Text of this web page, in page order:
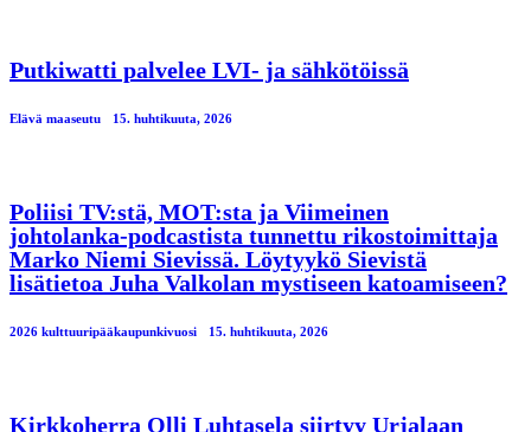
Putkiwatti palvelee LVI- ja sähkötöissä
Elävä maaseutu 15. huhtikuuta, 2026
Poliisi TV:stä, MOT:sta ja Viimeinen
johtolanka-podcastista tunnettu rikostoimittaja
Marko Niemi Sievissä. Löytyykö Sievistä
lisätietoa Juha Valkolan mystiseen katoamiseen?
2026 kulttuuripääkaupunkivuosi 15. huhtikuuta, 2026
Kirkkoherra Olli Luhtasela siirtyy Urjalaan